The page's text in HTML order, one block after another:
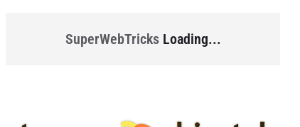
SuperWebTricksLoading...